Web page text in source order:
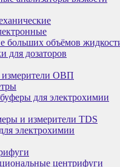
больших объёмов
для дозаторов
ОВП
для электрохимии
и измерители TDS
электрохимии
центрифуги